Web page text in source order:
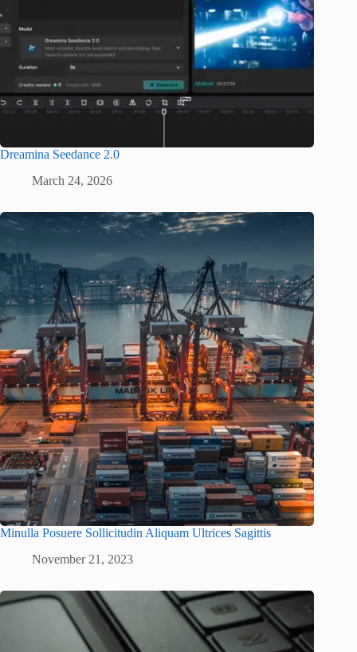
Dreamina Seedance 2.0
March 24, 2026
Minulla Posuere Sollicitudin Aliquam Ultrices Sagittis
November 21, 2023